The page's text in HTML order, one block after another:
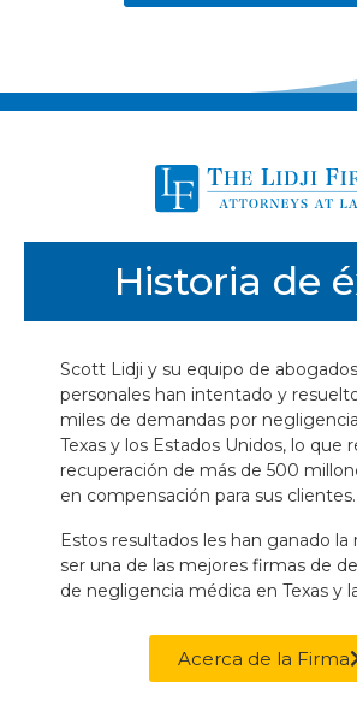
Historia de
Scott Lidji y su equipo de
personales han intentado y
miles de demandas por
Texas y los Estados Unidos, lo que
recuperación de más de 500
en compensación para sus clientes.
Estos resultados les han ganado
ser una de las mejores firmas de
de negligencia médica en Texas y
Acerca de la Firma